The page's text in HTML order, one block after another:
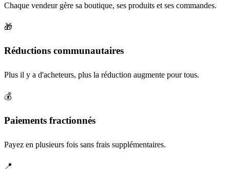
Chaque vendeur gère sa boutique, ses produits et ses commandes.
🎁
Réductions communautaires
Plus il y a d'acheteurs, plus la réduction augmente pour tous.
💰
Paiements fractionnés
Payez en plusieurs fois sans frais supplémentaires.
📍